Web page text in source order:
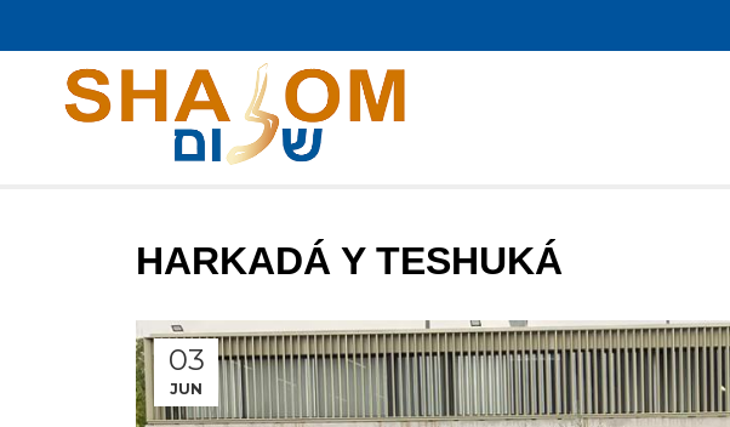
HARKADÁ Y TESHUKÁ
03
JUN